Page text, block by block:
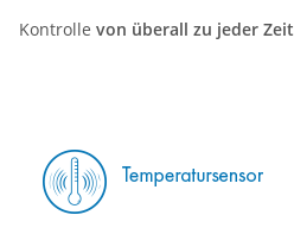
Kontrolle von überall zu jeder Zeit